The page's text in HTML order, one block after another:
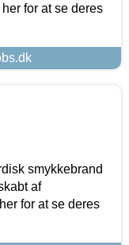
for at se deres
smykkebrand
af
for at se deres